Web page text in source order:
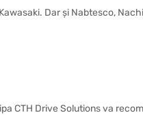
Dar și Nabtesco,
CTH Drive Solutions va